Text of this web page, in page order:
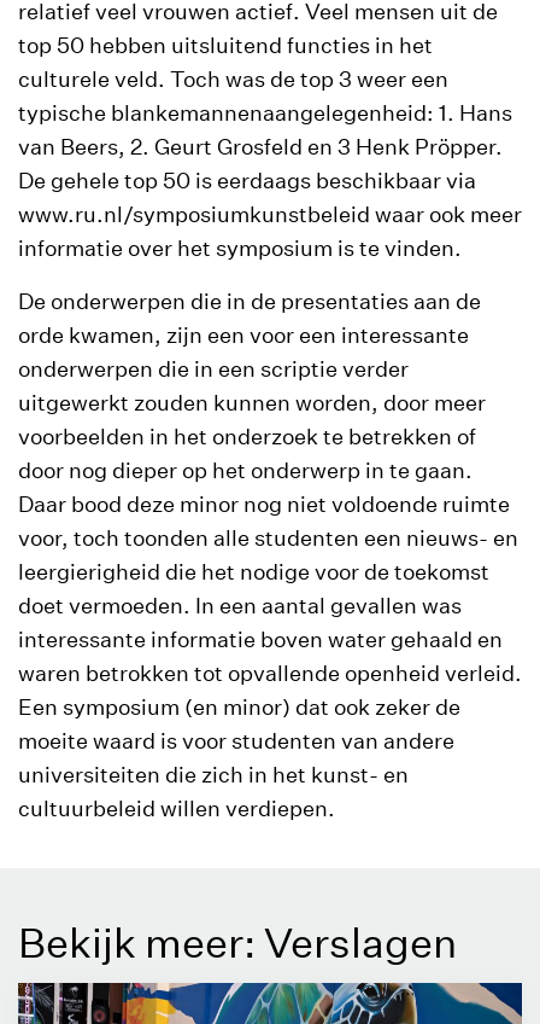
relatief veel vrouwen actief. Veel mensen uit de
top 50 hebben uitsluitend functies in het
culturele veld. Toch was de top 3 weer een
typische blankemannenaangelegenheid: 1. Hans
van Beers, 2. Geurt Grosfeld en 3 Henk Pröpper.
De gehele top 50 is eerdaags beschikbaar via
www.ru.nl/symposiumkunstbeleid waar ook meer
informatie over het symposium is te vinden.
De onderwerpen die in de presentaties aan de
orde kwamen, zijn een voor een interessante
onderwerpen die in een scriptie verder
uitgewerkt zouden kunnen worden, door meer
voorbeelden in het onderzoek te betrekken of
door nog dieper op het onderwerp in te gaan.
Daar bood deze minor nog niet voldoende ruimte
voor, toch toonden alle studenten een nieuws- en
leergierigheid die het nodige voor de toekomst
doet vermoeden. In een aantal gevallen was
interessante informatie boven water gehaald en
waren betrokken tot opvallende openheid verleid.
Een symposium (en minor) dat ook zeker de
moeite waard is voor studenten van andere
universiteiten die zich in het kunst- en
cultuurbeleid willen verdiepen.
Bekijk meer: Verslagen